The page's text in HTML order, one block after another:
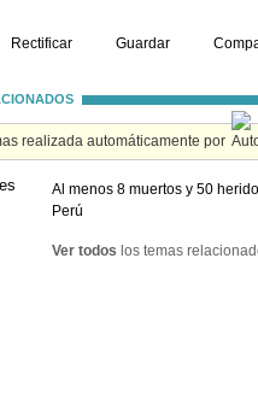
Rectificar Guardar
realizada automáticamente por
Al menos 8 muertos y 50
Perú
Ver todos los temas